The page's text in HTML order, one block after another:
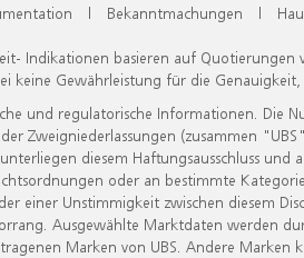
| Bekanntmachungen |
Indikationen basieren auf
keine Gewährleistung für die
und regulatorische Informationen. Die
Zweigniederlassungen (zusammen
diesem Haftungsausschluss
oder an bestimmte
einer Unstimmigkeit zwischen diesem
Ausgewählte Marktdaten werden
Marken von UBS. Andere Marken